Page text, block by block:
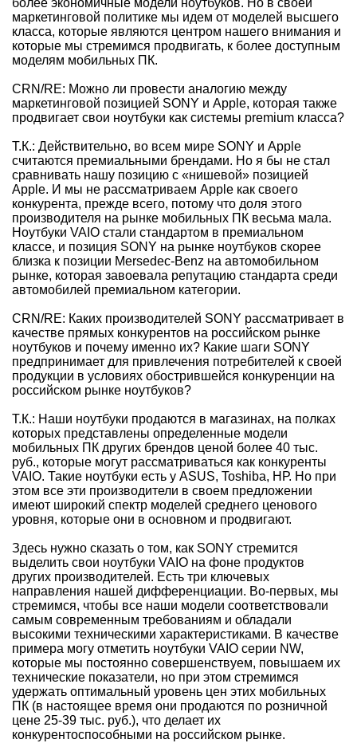
маркетинговой политике мы идем от моделей высшего
класса, которые являются центром нашего внимания и
которые мы стремимся продвигать, к более доступным
моделям мобильных ПК.
CRN/RE: Можно ли провести аналогию между
маркетинговой позицией SONY и Apple, которая также
продвигает свои ноутбуки как системы premium класса?
Т.К.: Действительно, во всем мире SONY и Apple
считаются премиальными брендами. Но я бы не стал
сравнивать нашу позицию с «нишевой» позицией
Apple. И мы не рассматриваем Apple как своего
конкурента, прежде всего, потому что доля этого
производителя на рынке мобильных ПК весьма мала.
Ноутбуки VAIO стали стандартом в премиальном
классе, и позиция SONY на рынке ноутбуков скорее
близка к позиции Mersedec-Benz на автомобильном
рынке, которая завоевала репутацию стандарта среди
автомобилей премиальном категории.
CRN/RE: Каких производителей SONY рассматривает в
качестве прямых конкурентов на российском рынке
ноутбуков и почему именно их? Какие шаги SONY
предпринимает для привлечения потребителей к своей
продукции в условиях обострившейся конкуренции на
российском рынке ноутбуков?
Т.К.: Наши ноутбуки продаются в магазинах, на полках
которых представлены определенные модели
мобильных ПК других брендов ценой более 40 тыс.
руб., которые могут рассматриваться как конкуренты
VAIO. Такие ноутбуки есть у ASUS, Toshiba, НР. Но при
этом все эти производители в своем предложении
имеют широкий спектр моделей среднего ценового
уровня, которые они в основном и продвигают.
Здесь нужно сказать о том, как SONY стремится
выделить свои ноутбуки VAIO на фоне продуктов
других производителей. Есть три ключевых
направления нашей дифференциации. Во-первых, мы
стремимся, чтобы все наши модели соответствовали
самым современным требованиям и обладали
высокими техническими характеристиками. В качестве
примера могу отметить ноутбуки VAIO серии NW,
которые мы постоянно совершенствуем, повышаем их
технические показатели, но при этом стремимся
удержать оптимальный уровень цен этих мобильных
ПК (в настоящее время они продаются по розничной
цене 25-39 тыс. руб.), что делает их
конкурентоспособными на российском рынке.